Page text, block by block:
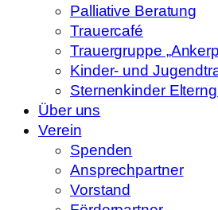
Palliative Beratung
Trauercafé
Trauergruppe
Kinder- und
Sternenkinder
Über uns
Verein
Spenden
Ansprechpartner
Vorstand